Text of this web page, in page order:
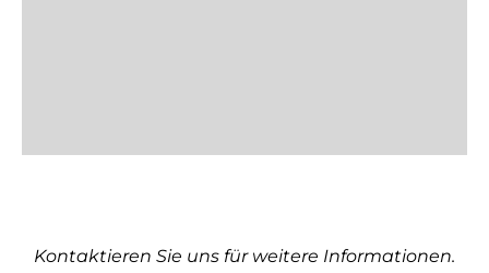
Kontaktieren Sie uns für weitere Informationen.